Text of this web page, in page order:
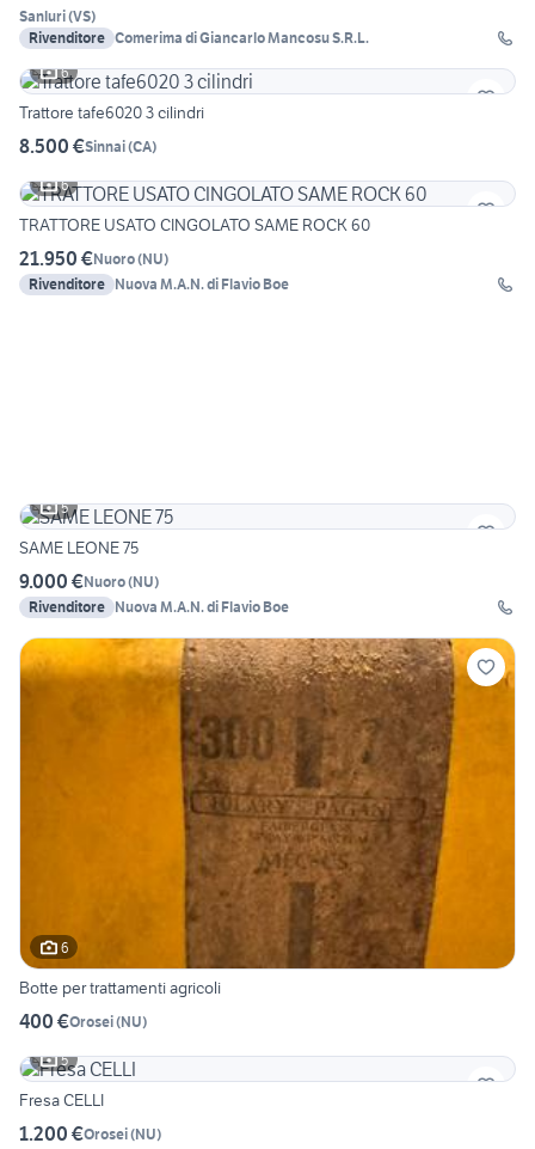
Sanluri(VS)
Rivenditore Comerima di Giancarlo Mancosu S.R.L.
6
Trattore tafe6020 3 cilindri
8.500 €Sinnai(CA)
6
TRATTORE USATO CINGOLATO SAME ROCK 60
21.950 €Nuoro(NU)
Rivenditore Nuova M.A.N. di Flavio Boe
5
SAME LEONE 75
9.000 €Nuoro(NU)
Rivenditore Nuova M.A.N. di Flavio Boe
6
Botte per trattamenti agricoli
400 €Orosei(NU)
5
Fresa CELLI
1.200 €Orosei(NU)